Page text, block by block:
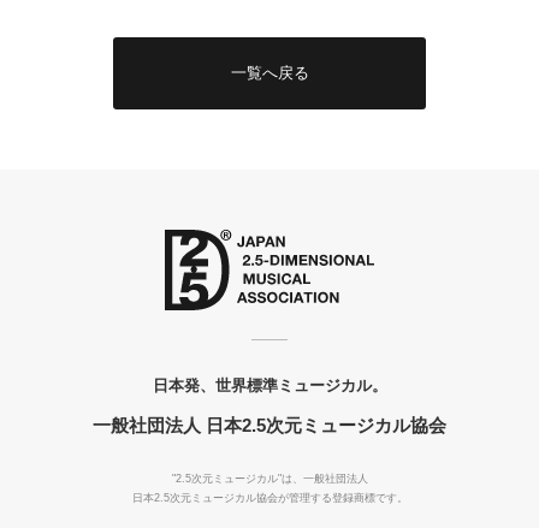
一覧へ戻る
日本発、世界標準ミュージカル。
一般社団法人 日本2.5次元ミュージカル協会
"2.5次元ミュージカル"は、一般社団法人
日本2.5次元ミュージカル協会が管理する登録商標です。